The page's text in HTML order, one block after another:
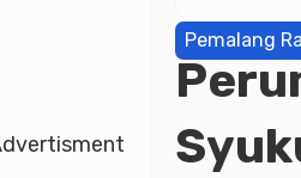
Pemalang